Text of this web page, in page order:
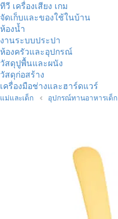
ทีวี เครื่องเสียง เกม
จัดเก็บและของใช้ในบ้าน
ห้องน้ำ
งานระบบประปา
ห้องครัวและอุปกรณ์
วัสดุปูพื้นและผนัง
วัสดุก่อสร้าง
เครื่องมือช่างและฮาร์ดแวร์
แม่และเด็ก อุปกรณ์ทานอาหารเด็ก